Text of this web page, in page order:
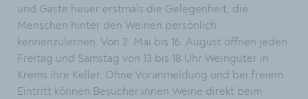
und Gäste heuer erstmals die Gelegenheit, die
Menschen hinter den Weinen persönlich
kennenzulernen. Von 2. Mai bis 16. August öffnen jeden
Freitag und Samstag von 13 bis 18 Uhr Weingüter in
Krems ihre Keller. Ohne Voranmeldung und bei freiem
Eintritt können Besucher:innen Weine direkt beim